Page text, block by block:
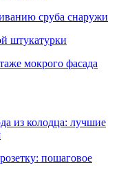
сруба снаружи
штукатурки
мокрого фасада
из колодца: лучшие
пошаговое